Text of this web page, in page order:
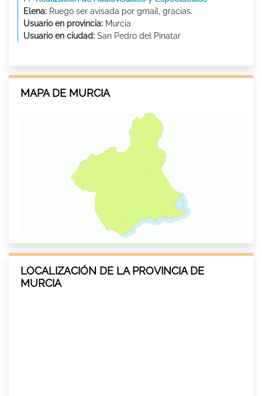
Elena: Ruego ser avisada por gmail, gracias.
Usuario en provincia: Murcia
Usuario en ciudad: San Pedro del Pinatar
MAPA DE MURCIA
LOCALIZACIÓN DE LA PROVINCIA DE
MURCIA